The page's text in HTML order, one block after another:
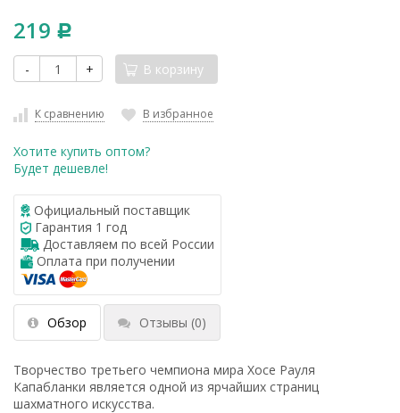
219 Р
- + В корзину
К сравнению В избранное
Хотите купить оптом?
Будет дешевле!
Официальный поставщик
Гарантия 1 год
Доставляем по всей России
Оплата при получении
Обзор Отзывы (0)
Творчество третьего чемпиона мира Хосе Рауля
Капабланки является одной из ярчайших страниц
шахматного искусства.